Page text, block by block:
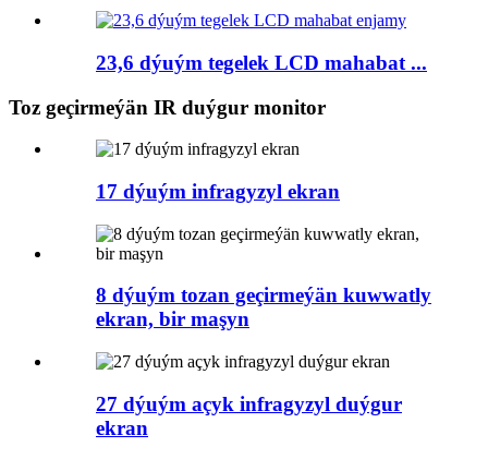
23,6 dýuým tegelek LCD mahabat ...
Toz geçirmeýän IR duýgur monitor
17 dýuým infragyzyl ekran
8 dýuým tozan geçirmeýän kuwwatly
ekran, bir maşyn
27 dýuým açyk infragyzyl duýgur
ekran